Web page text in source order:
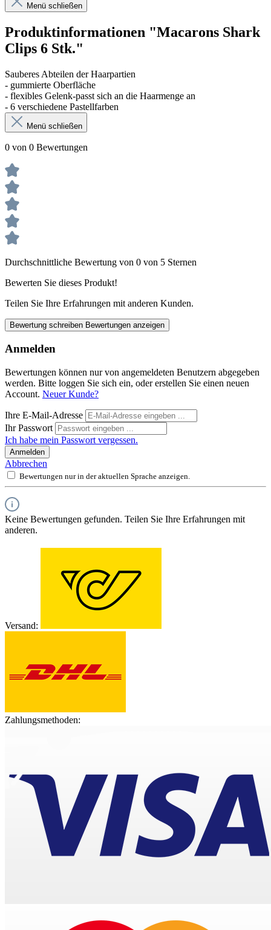
Menü schließen
Produktinformationen "Macarons Shark
Clips 6 Stk."
Sauberes Abteilen der Haarpartien
- gummierte Oberfläche
- flexibles Gelenk-passt sich an die Haarmenge an
- 6 verschiedene Pastellfarben
Menü schließen
0 von 0 Bewertungen
Durchschnittliche Bewertung von 0 von 5 Sternen
Bewerten Sie dieses Produkt!
Teilen Sie Ihre Erfahrungen mit anderen Kunden.
Bewertung schreiben Bewertungen anzeigen
Anmelden
Bewertungen können nur von angemeldeten Benutzern abgegeben
werden. Bitte loggen Sie sich ein, oder erstellen Sie einen neuen
Account. Neuer Kunde?
Ihre E-Mail-Adresse
Ihr Passwort
Ich habe mein Passwort vergessen.
Anmelden
Abbrechen
Bewertungen nur in der aktuellen Sprache anzeigen.
Keine Bewertungen gefunden. Teilen Sie Ihre Erfahrungen mit
anderen.
Versand:
Zahlungsmethoden: